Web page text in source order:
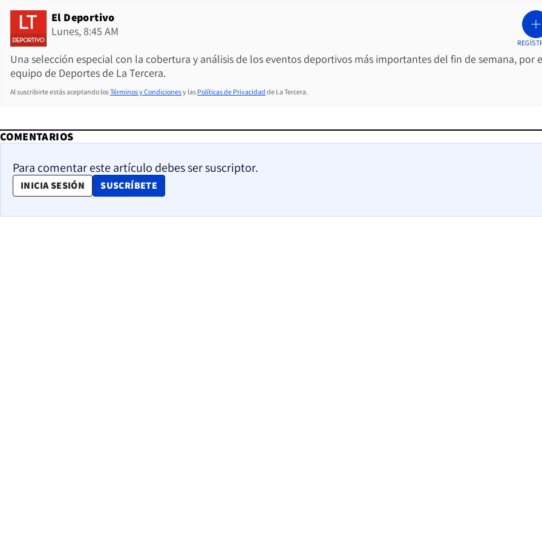
El Deportivo
Lunes, 8:45 AM
Una selección especial con la cobertura y análisis de los eventos deportivos más importantes del fin de semana, por
equipo de Deportes de La Tercera.
Al suscribirte estás aceptando losTérminos y Condicionesy las Políticas de Privacidad de La Tercera.
COMENTARIOS
Para comentar este artículo debes ser suscriptor.
INICIA SESIÓN SUSCRÍBETE
OPENS IN NEW WINDOW